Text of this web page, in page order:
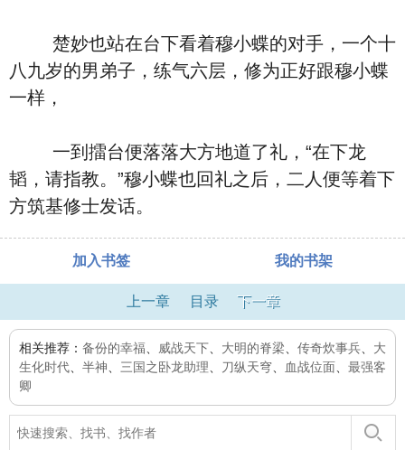
楚妙也站在台下看着穆小蝶的对手，一个十
八九岁的男弟子，练气六层，修为正好跟穆小蝶
一样，
一到擂台便落落大方地道了礼，“在下龙
韬，请指教。”穆小蝶也回礼之后，二人便等着下
方筑基修士发话。
加入书签 我的书架
上一章 目录 下一章
相关推荐： 备份的幸福 威战天下 大明的脊梁 传奇炊事兵
大
生化时代
半神 三国之卧龙助理 刀纵天穹 血战位面
最强客
卿